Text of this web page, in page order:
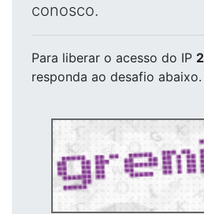
conosco.
Para liberar o acesso do IP
responda ao desafio abaixo.